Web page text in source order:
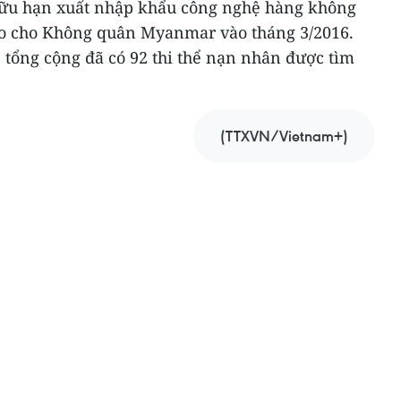
hạn xuất nhập khẩu công nghệ hàng không
cho Không quân Myanmar vào tháng 3/2016.
cộng đã có 92 thi thể nạn nhân được tìm
(TTXVN/Vietnam+)